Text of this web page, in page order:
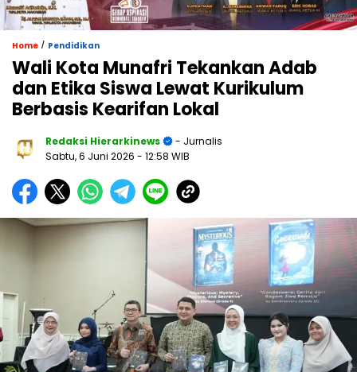
Home / Pendidikan
Wali Kota Munafri Tekankan Adab
dan Etika Siswa Lewat Kurikulum
Berbasis Kearifan Lokal
Redaksi Hierarkinews
- Jurnalis
Sabtu, 6 Juni 2026 - 12:58 WIB